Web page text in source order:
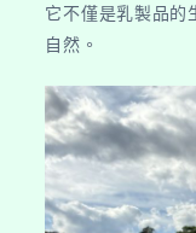
它不僅是乳製品的
自然。